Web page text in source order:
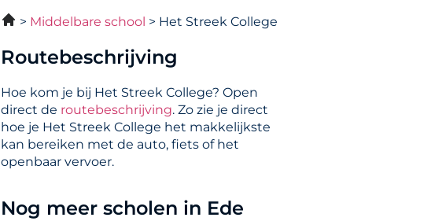
Middelbare school Het Streek College
Routebeschrijving
Hoe kom je bij Het Streek College? Open
direct de routebeschrijving. Zo zie je direct
hoe je Het Streek College het makkelijkste
kan bereiken met de auto, fiets of het
openbaar vervoer.
Nog meer scholen in Ede